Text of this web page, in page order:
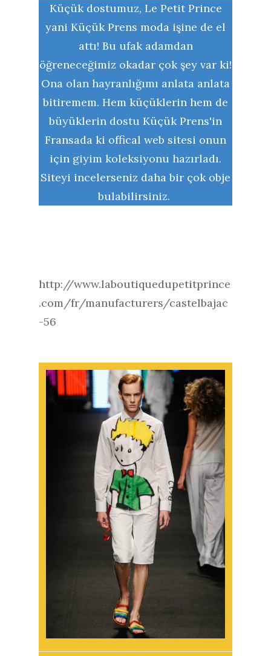
Küçük dostumuz, Le Petit Prince
yani Küçük Prens moda işine de el
attı! Bu ufak adamdan
öğreneceğimiz okadar çok şey var ki!
Ona olan hayranlığımı anlata anlata
bitiremem. Hem küçüklerin hem de
büyüklerin dostu Küçük Prens'in
Fransada ki offical web sitesi onun
için giyim koleksiyonu hazırladı.
Siteyi incelerseniz daha bir çok obje
bulabilirsiniz.
http://www.laboutiquedupetitprince
.com/fr/manufacturers/castelbajac
-56